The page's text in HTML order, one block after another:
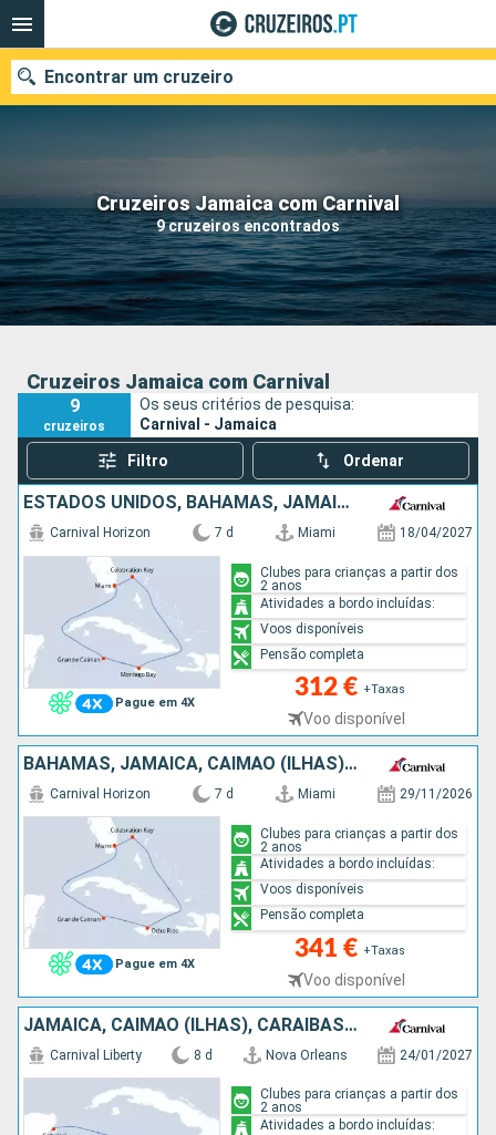
Cruzeiros Jamaica com Carnival
9 cruzeiros encontrados
Encontrar um cruzeiro
Quando ir?
Data de partida
Portos Companhias
Cruzeiros Jamaica com Carnival
9
cruzeiros
Os seus critérios de pesquisa:
Carnival - Jamaica
Filtro Ordenar
ESTADOS UNIDOS, BAHAMAS, JAMAICA, CAIMÃO (ILHAS)
Pague em 4X
Carnival Horizon 7 d Miami 18/04/2027
312 € +Taxas
Voo disponível
Clubes para crianças a partir dos
2 anos
Atividades a bordo incluídas:
Voos disponíveis
Pensão completa
BAHAMAS, JAMAICA, CAIMÃO (ILHAS), ESTADOS UNIDOS
Pague em 4X
Carnival Horizon 7 d Miami 29/11/2026
341 € +Taxas
Voo disponível
Clubes para crianças a partir dos
2 anos
Atividades a bordo incluídas:
Voos disponíveis
Pensão completa
JAMAICA, CAIMÃO (ILHAS), CARAIBAS - MEXICO, ESTADOS UNIDOS
Carnival Liberty 8 d Nova Orleans 24/01/2027
Clubes para crianças a partir dos
2 anos
Atividades a bordo incluídas: